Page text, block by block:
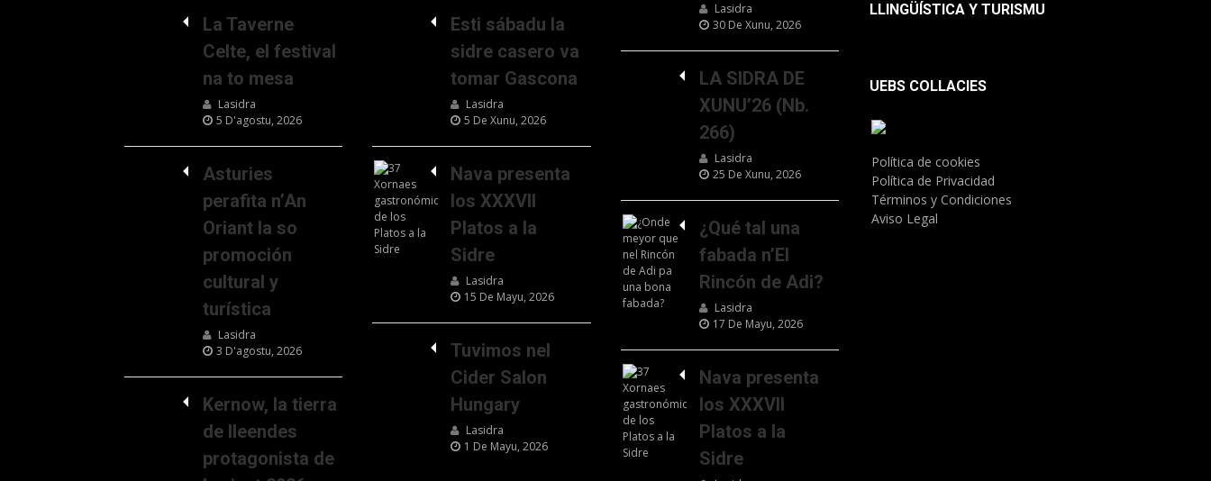
La Taverne
Celte, el festival
na to mesa
Lasidra
5 D'agostu, 2026
Asturies
perafita n’An
Oriant la so
promoción
cultural y
turística
Lasidra
3 D'agostu, 2026
Kernow, la tierra
de lleendes
protagonista de
Esti sábadu la
sidre casero va
tomar Gascona
Lasidra
5 De Xunu, 2026
Nava presenta
los XXXVII
Platos a la
Sidre
Lasidra
15 De Mayu, 2026
Tuvimos nel
Cider Salon
Hungary
Lasidra
1 De Mayu, 2026
Lasidra
30 De Xunu, 2026
LA SIDRA DE
XUNU’26 (Nb.
266)
Lasidra
25 De Xunu, 2026
¿Qué tal una
fabada n’El
Rincón de Adi?
Lasidra
17 De Mayu, 2026
Nava presenta
los XXXVII
Platos a la
Sidre
LLINGÜÍSTICA Y TURISMU
UEBS COLLACIES
Política de cookies
Política de Privacidad
Términos y Condiciones
Aviso Legal